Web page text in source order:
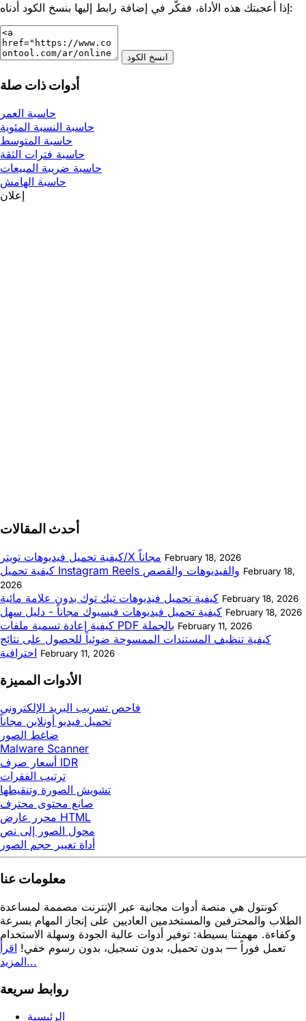
إذا أعجبتك هذه الأداة، ففكّر في إضافة رابط إليها بنسخ الكود أدناه:
انسخ الكود
أدوات ذات صلة
حاسبة العمر
حاسبة النسبة المئوية
حاسبة المتوسط
حاسبة فترات الثقة
حاسبة ضريبة المبيعات
حاسبة الهامش
إعلان
أحدث المقالات
كيفية تحميل فيديوهات تويتر/X مجاناً February 18, 2026
كيفية تحميل Instagram Reels والفيديوهات والقصص February 18,
2026
كيفية تحميل فيديوهات تيك توك بدون علامة مائية February 18, 2026
كيفية تحميل فيديوهات فيسبوك مجاناً - دليل سهل February 18, 2026
كيفية إعادة تسمية ملفات PDF بالجملة February 11, 2026
كيفية تنظيف المستندات الممسوحة ضوئياً للحصول على نتائج
احترافية February 11, 2026
الأدوات المميزة
فاحص تسريب البريد الإلكتروني
تحميل فيديو أونلاين مجاناً
ضاغط الصور
Malware Scanner
أسعار صرف IDR
ترتيب الفقرات
تشويش الصورة وتنقيطها
صانع محتوى محترف
محرر عارض HTML
محول الصور إلى نص
أداة تغيير حجم الصور
معلومات عنا
كونتول هي منصة أدوات مجانية عبر الإنترنت مصممة لمساعدة
الطلاب والمحترفين والمستخدمين العاديين على إنجاز المهام بسرعة
وكفاءة. مهمتنا بسيطة: توفير أدوات عالية الجودة وسهلة الاستخدام
تعمل فوراً — بدون تحميل، بدون تسجيل، بدون رسوم خفي! اقرأ
المزيد...
روابط سريعة
الرئيسية